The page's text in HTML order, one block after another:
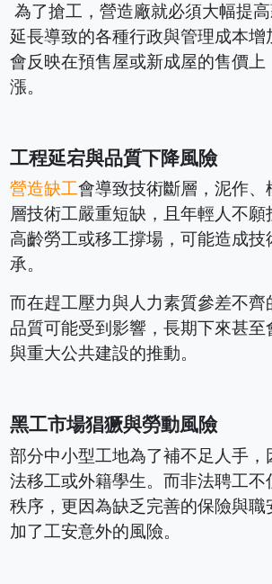
為了搶工，營造廠就必須大幅提
延長導致的各種行政與管理成本增
會反映在預售屋或新成屋的售價上
漲。
工程延宕與品質下降風險
營造缺工會導致技術斷層，泥作、
層技術工嚴重短缺，且年輕人不願
高齡勞工或移工撐場，可能造成技
承。
而在趕工壓力與人力素質參差不齊
品質可能受到影響，長期下來甚至
與重大公共建設的推動。
黑工市場猖獗與勞動風險
部分中小型工地為了補不足人手，
法移工或外籍學生。而非法聘工不
秩序，更因為缺乏完善的保險與職
加了工安意外的風險。